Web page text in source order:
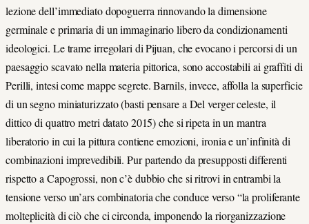
lezione dell’immediato dopoguerra rinnovando la dimensione
germinale e primaria di un immaginario libero da condizionamenti
ideologici. Le trame irregolari di Pijuan, che evocano i percorsi di un
paesaggio scavato nella materia pittorica, sono accostabili ai graffiti di
Perilli, intesi come mappe segrete. Barnils, invece, affolla la superficie
di un segno miniaturizzato (basti pensare a Del verger celeste, il
dittico di quattro metri datato 2015) che si ripeta in un mantra
liberatorio in cui la pittura contiene emozioni, ironia e un’infinità di
combinazioni imprevedibili. Pur partendo da presupposti differenti
rispetto a Capogrossi, non c’è dubbio che si ritrovi in entrambi la
tensione verso un’ars combinatoria che conduce verso “la proliferante
molteplicità di ciò che ci circonda, imponendo la riorganizzazione